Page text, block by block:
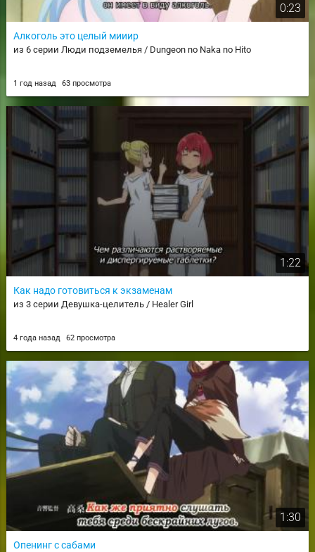
0:23
Алкоголь это целый мииир
из 6 серии Люди подземелья / Dungeon no Naka no Hito
1 год назад 63 просмотра
1:22
Как надо готовиться к экзаменам
из 3 серии Девушка-целитель / Healer Girl
4 года назад 62 просмотра
1:30
Опенинг с сабами